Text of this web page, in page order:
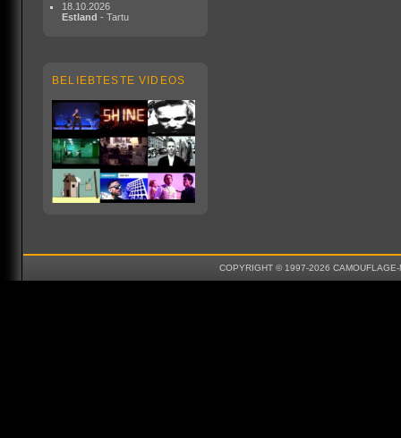
18.10.2026
Estland - Tartu
BELIEBTESTE VIDEOS
COPYRIGHT © 1997-2026 CAMOUFLAGE-